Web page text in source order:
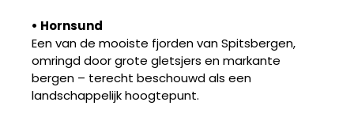
• Hornsund
Een van de mooiste fjorden van Spitsbergen,
omringd door grote gletsjers en markante
bergen – terecht beschouwd als een
landschappelijk hoogtepunt.